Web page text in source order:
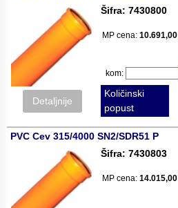
Detaljnije
Šifra: 7430800
MP cena: 10.691,00
kom:
Količinski
popust
PVC Cev 315/4000 SN2/SDR51 P
Šifra: 7430803
MP cena: 14.015,00